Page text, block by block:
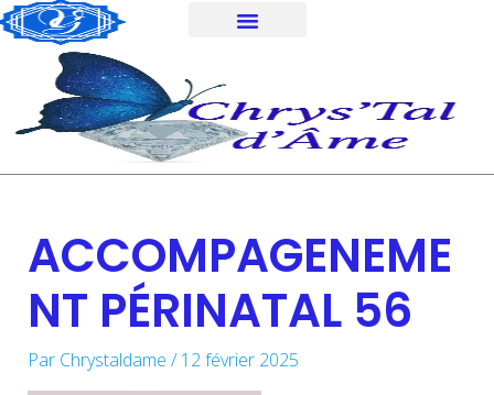
Aller
au
contenu
ACCOMPAGENEME
NT PÉRINATAL 56
Par Chrystaldame /12 février 2025